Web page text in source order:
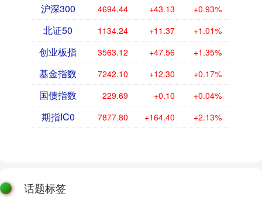
沪深300 4694.44 +43.13 +0.93%
北证50 1134.24 +11.37 +1.01%
创业板指 3563.12 +47.56 +1.35%
基金指数 7242.10 +12.30 +0.17%
国债指数 229.69 +0.10 +0.04%
期指IC0 7877.80 +164.40 +2.13%
话题标签